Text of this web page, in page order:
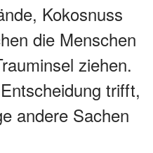
Kokosnuss
die Menschen
ziehen.
trifft,
andere Sachen